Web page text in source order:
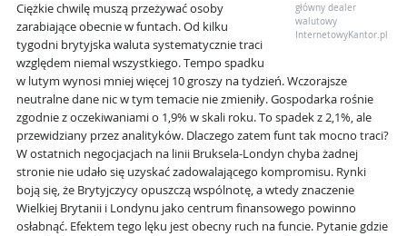
główny dealer
walutowy
InternetowyKantor.pl
Ciężkie chwilę muszą przeżywać osoby
zarabiające obecnie w funtach. Od kilku
tygodni brytyjska waluta systematycznie traci
względem niemal wszystkiego. Tempo spadku
w lutym wynosi mniej więcej 10 groszy na tydzień. Wczorajsze
neutralne dane nic w tym temacie nie zmieniły. Gospodarka rośnie
zgodnie z oczekiwaniami o 1,9% w skali roku. To spadek z 2,1%, ale
przewidziany przez analityków. Dlaczego zatem funt tak mocno traci?
W ostatnich negocjacjach na linii Bruksela-Londyn chyba żadnej
stronie nie udało się uzyskać zadowalającego kompromisu. Rynki
boją się, że Brytyjczycy opuszczą wspólnotę, a wtedy znaczenie
Wielkiej Brytanii i Londynu jako centrum finansowego powinno
osłabnąć. Efektem tego lęku jest obecny ruch na funcie. Pytanie gdzie